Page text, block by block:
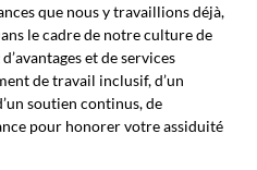
que nous y travaillions déjà,
le cadre de notre culture de
et de services
de travail inclusif, d’un
soutien continus, de
pour honorer votre assiduité